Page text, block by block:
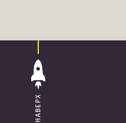
НАВЕРХ